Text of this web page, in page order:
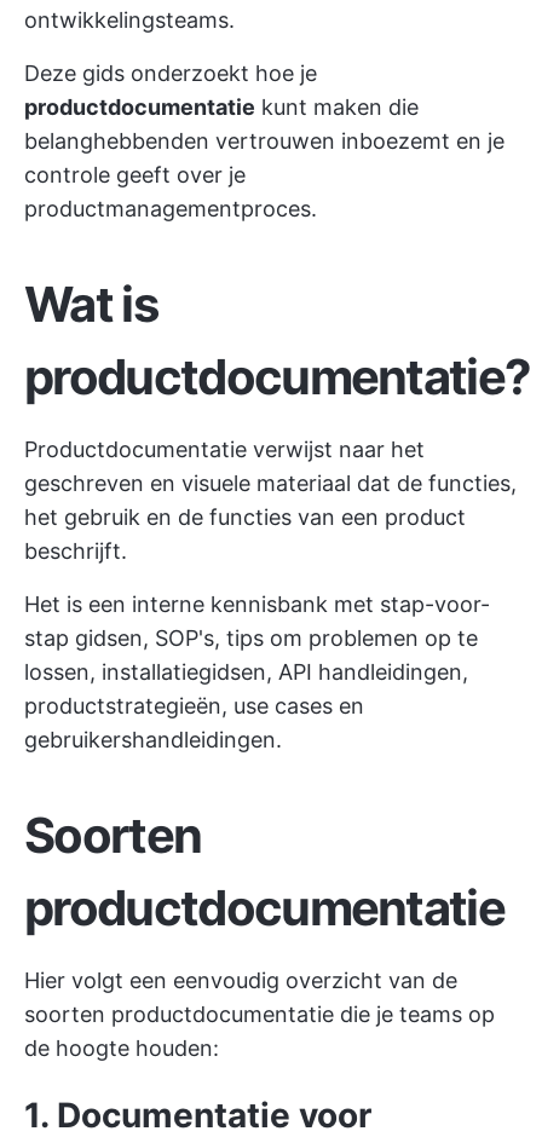
ontwikkelingsteams.
Deze gids onderzoekt hoe je
productdocumentatie kunt maken die
belanghebbenden vertrouwen inboezemt en je
controle geeft over je
productmanagementproces.
Wat is
productdocumentatie?
Productdocumentatie verwijst naar het
geschreven en visuele materiaal dat de functies,
het gebruik en de functies van een product
beschrijft.
Het is een interne kennisbank met stap-voor-
stap gidsen, SOP's, tips om problemen op te
lossen, installatiegidsen, API handleidingen,
productstrategieën, use cases en
gebruikershandleidingen.
Soorten
productdocumentatie
Hier volgt een eenvoudig overzicht van de
soorten productdocumentatie die je teams op
de hoogte houden:
1. Documentatie voor